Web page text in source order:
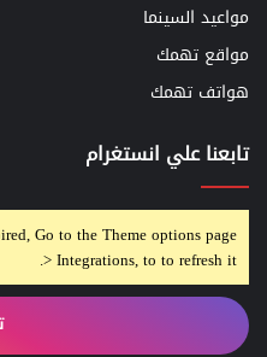
مواعيد السينما
مواقع تهمك
هواتف تهمك
تابعنا علي انستغرام
Go to the Theme options page
> Integrations, to to refresh it.